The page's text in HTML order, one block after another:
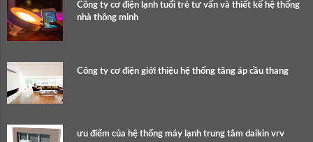
Công ty cơ điện lạnh tuổi trẻ tư vấn và thiết kế hệ thống
nhà thông minh
Công ty cơ điện giới thiệu hệ thống tăng áp cầu thang
ưu điểm của hệ thống máy lạnh trung tâm daikin vrv